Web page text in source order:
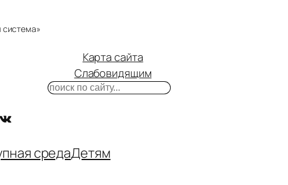
система»
ВКонтакте
Карта сайта
Слабовидящим
Поиск
средаДетям